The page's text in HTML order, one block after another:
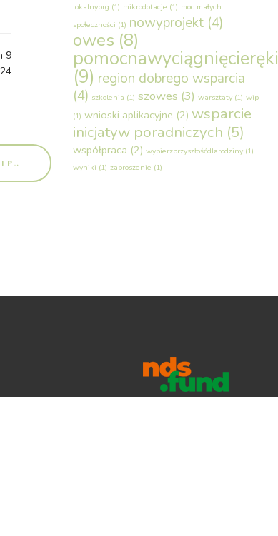
9
ORGANIZACJA I PRZEPROWADZENIE SZKOLEŃ ZGODNIE Z ROZPORZĄDZENIEM MINISTRA RODZINY I POLITYKI SPOŁECZNEJ Z DNIA 6 LISTOPADA 2023 W SPRAWIE SZKOLEŃ DLA KANDYDATÓW DO SPRAWOWANIA PIECZY ZASTĘPCZEJ WRAZ Z PRZEPROWADZENIEM BADAŃ PSYCHOLOGICZNYCH DLA UCZESTNIKÓW PROJEKTU „WYBIERZ PRZYSZŁOŚĆ DLA RODZINY PLUS”
lokalny.org (1) mikrodotacje (1) moc małych
społeczności (1) nowyprojekt (4)
owes (8)
pomocnawyciągnięcieręki
(9) region dobrego wsparcia
(4) szkolenia (1) szowes (3) warsztaty (1) wip
(1) wnioski aplikacyjne (2) wsparcie
inicjatyw poradniczych (5)
współpraca (2) wybierzprzyszłośćdlarodziny (1)
wyniki (1) zaproszenie (1)